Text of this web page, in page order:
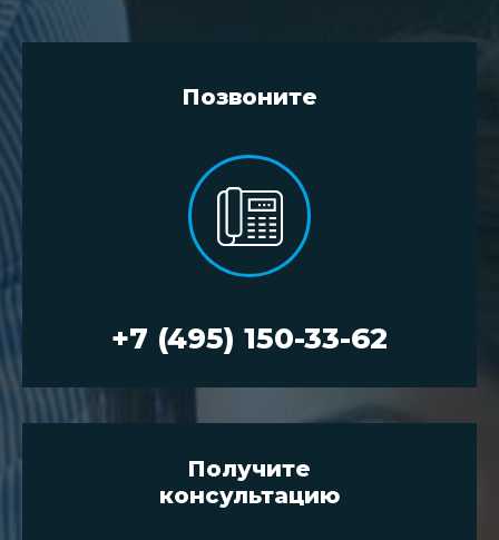
Позвоните
+7 (495) 150-33-62
Получите
консультацию